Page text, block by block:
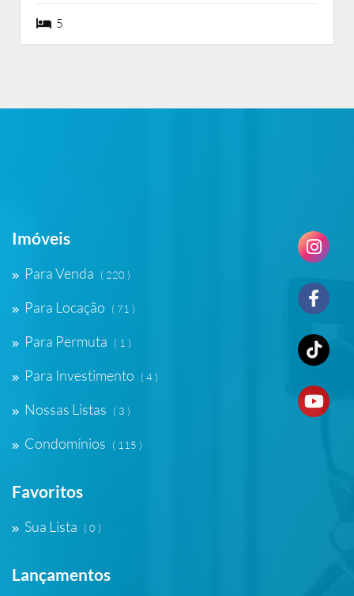
5 dormiórios
5
Imóveis
Para Venda ( 220 )
Para Locação ( 71 )
Para Permuta ( 1 )
Para Investimento ( 4 )
Nossas Listas ( 3 )
Condomínios ( 115 )
Favoritos
Sua Lista ( 0 )
Lançamentos